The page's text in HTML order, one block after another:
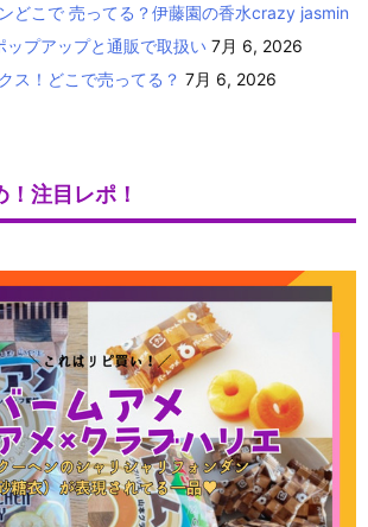
どこで 売ってる？伊藤園の香水crazy jasmin
プアップと通販で取扱い 7月 6, 2026
ス！どこで売ってる？ 7月 6, 2026
注目レポ！